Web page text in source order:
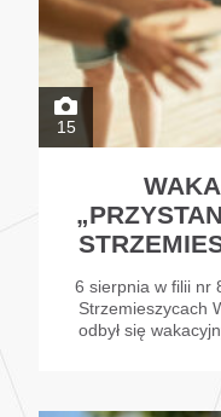
15
6 sierpnia w filii nr
Strzemieszycach
odbył się